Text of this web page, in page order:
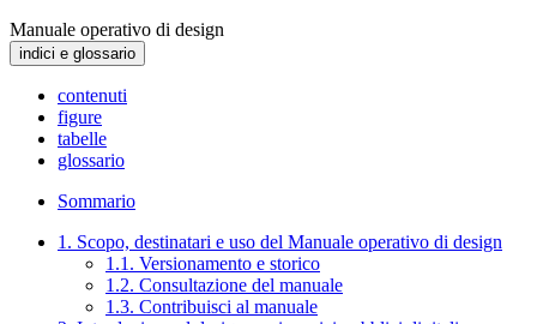
Manuale operativo di design
indici e glossario
contenuti
figure
tabelle
glossario
Sommario
1. Scopo, destinatari e uso del Manuale operativo di design
1.1. Versionamento e storico
1.2. Consultazione del manuale
1.3. Contribuisci al manuale